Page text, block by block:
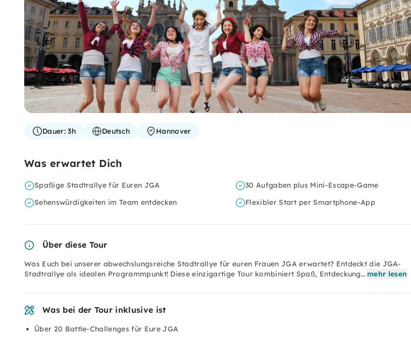
Dauer:3h Deutsch Hannover
Was erwartet Dich
Spaßige Stadtrallye für Euren JGA
30 Aufgaben plus Mini-Escape-Game
Sehenswürdigkeiten im Team entdecken
Flexibler Start per Smartphone-App
Über diese Tour
Was Euch bei unserer abwechslungsreiche Stadtrallye für euren Frauen JGA erwartet? Entdeckt die JGA-
Stadtrallye als idealen Programmpunkt! Diese einzigartige Tour kombiniert Spaß, Entdeckung… mehr lesen
Was bei der Tour inklusive ist
Über 20 Battle-Challenges für Eure JGA